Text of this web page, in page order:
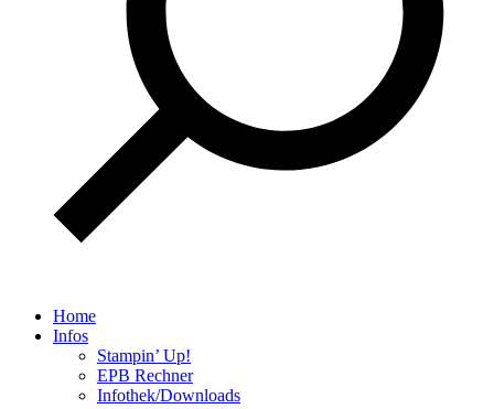
Home
Infos
Stampin’ Up!
EPB Rechner
Infothek/Downloads